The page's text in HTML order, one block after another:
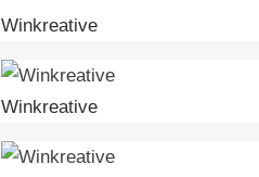
Winkreative
Winkreative